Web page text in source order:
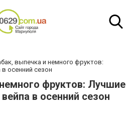
выпечка и немного фруктов:
осенний сезон
фруктов: Лучшие
в осенний сезон